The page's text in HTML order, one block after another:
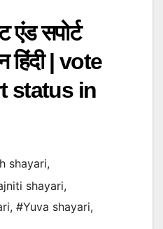
सपोर्ट
हिंदी | vote
status in
shayari,
shayari,
, #Yuva shayari,